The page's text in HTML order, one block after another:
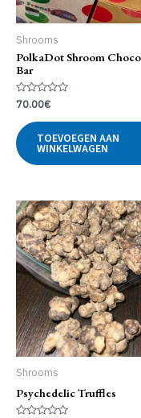
Shrooms
PolkaDot Shroom
Bar
Gewaardeerd
5
70.00€
TOEVOEGEN AAN
WINKELWAGEN
Shrooms
Psychedelic Truffles